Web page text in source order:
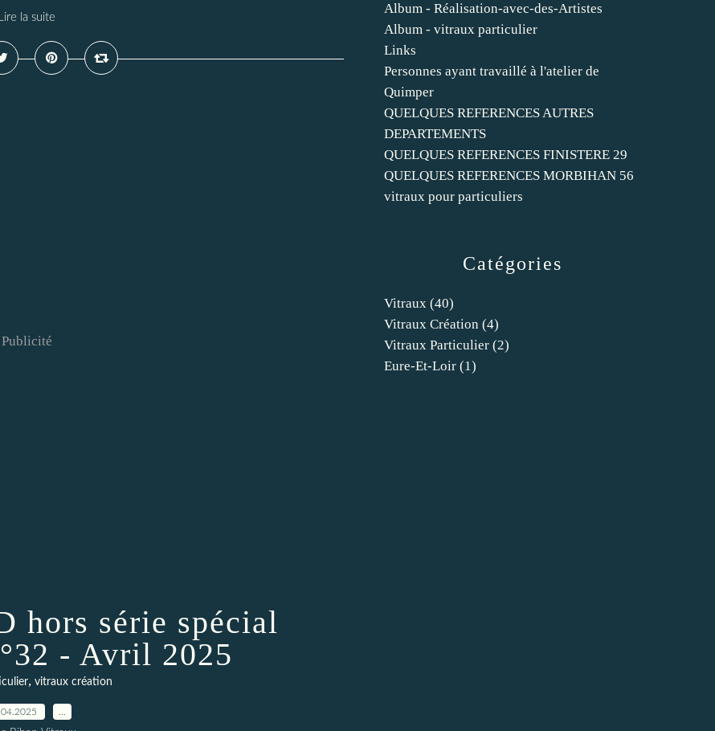
Lire la suite
Publicité
hors série spécial
- Avril 2025
, vitraux création
Catégories
Vitraux (40)
Vitraux Création (4)
Vitraux Particulier (2)
Eure-Et-Loir (1)
Album - Réalisation-avec-des-Artistes
Album - vitraux particulier
Links
Personnes ayant travaillé à l'atelier de
Quimper
QUELQUES REFERENCES AUTRES
DEPARTEMENTS
QUELQUES REFERENCES FINISTERE 29
QUELQUES REFERENCES MORBIHAN 56
vitraux pour particuliers